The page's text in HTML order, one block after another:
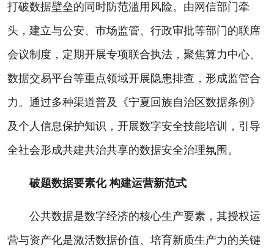
打破数据壁垒的同时防范滥用风险。由网信部门牵
头，建立与公安、市场监管、行政审批等部门的联席
会议制度，定期开展专项联合执法，聚焦算力中心、
数据交易平台等重点领域开展隐患排查，形成监管合
力。通过多种渠道普及《宁夏回族自治区数据条例》
及个人信息保护知识，开展数字安全技能培训，引导
全社会形成共建共治共享的数据安全治理氛围。
破题数据要素化 构建运营新范式
公共数据是数字经济的核心生产要素，其授权运
营与资产化是激活数据价值、培育新质生产力的关键